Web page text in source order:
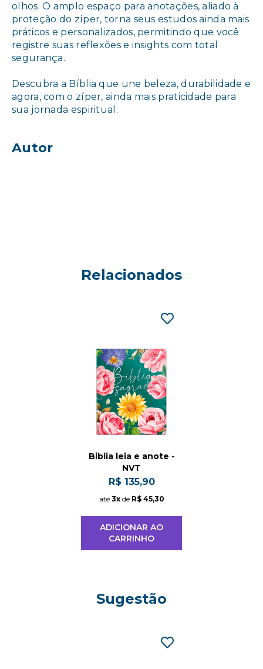
olhos. O amplo espaço para anotações, aliado à
proteção do zíper, torna seus estudos ainda mais
práticos e personalizados, permitindo que você
registre suas reflexões e insights com total
segurança.
Descubra a Bíblia que une beleza, durabilidade e
agora, com o zíper, ainda mais praticidade para
sua jornada espiritual.
Autor
Relacionados
Biblia leia e anote -
NVT
R$ 135,90
até 3xde R$ 45,30
ADICIONAR AO
CARRINHO
Sugestão